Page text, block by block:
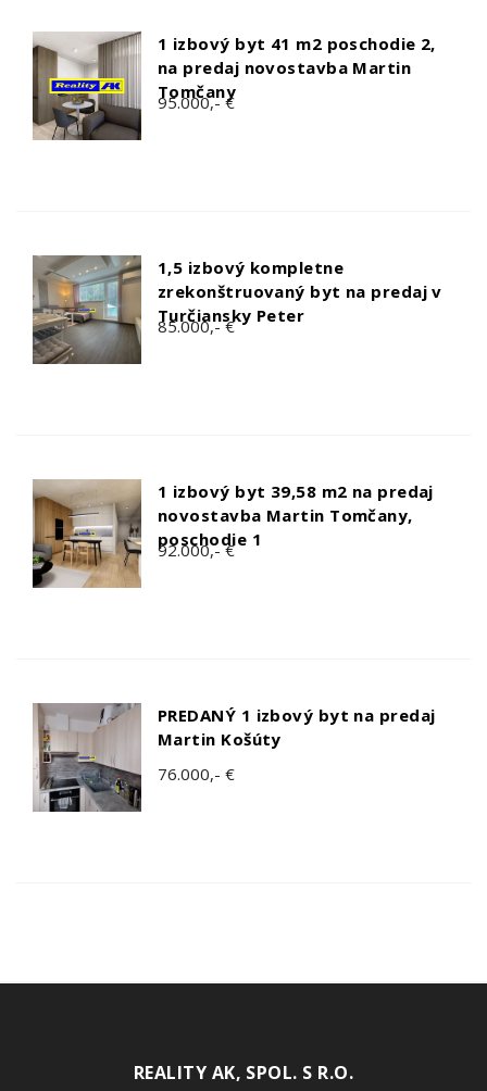
1 izbový byt 41 m2 poschodie 2,
na predaj novostavba Martin
Tomčany
95.000,- €
1,5 izbový kompletne
zrekonštruovaný byt na predaj v
Turčiansky Peter
85.000,- €
1 izbový byt 39,58 m2 na predaj
novostavba Martin Tomčany,
poschodie 1
92.000,- €
PREDANÝ 1 izbový byt na predaj
Martin Košúty
76.000,- €
REALITY AK, SPOL. S R.O.